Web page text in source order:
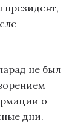
не был
о
дни.